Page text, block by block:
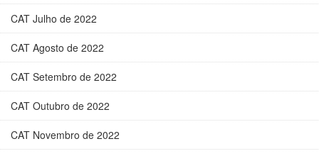
CAT Julho de 2022
CAT Agosto de 2022
CAT Setembro de 2022
CAT Outubro de 2022
CAT Novembro de 2022